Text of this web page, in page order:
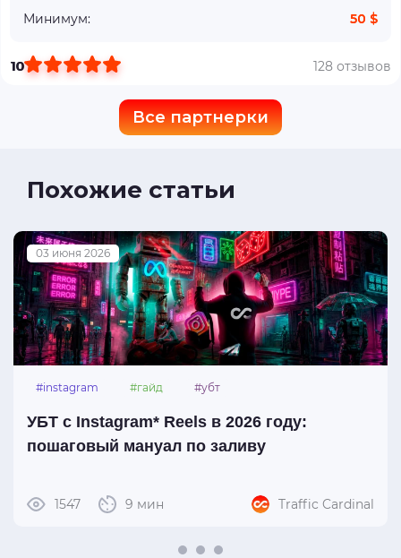
Минимум:
50 $
10 128 отзывов
Все партнерки
Похожие статьи
03 июня 2026
#instagram #гайд #убт
УБТ с Instagram* Reels в 2026 году:
пошаговый мануал по заливу
1547 9 мин Traffic Cardinal